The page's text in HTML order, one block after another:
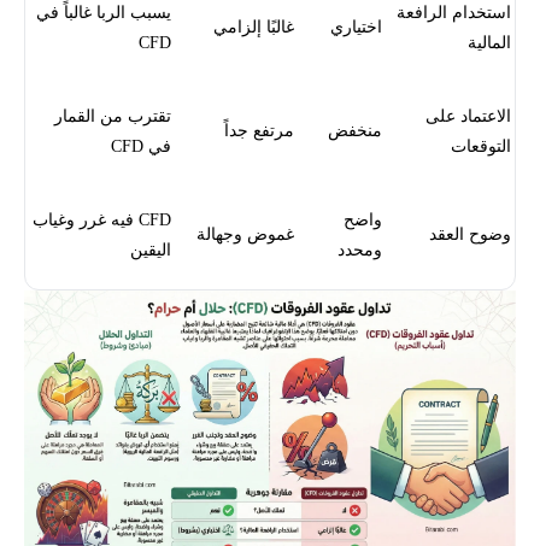
استخدام الرافعة
المالية
اختياري غالبًا إلزامي
يسبب الربا غالباً في
CFD
الاعتماد على
التوقعات
منخفض مرتفع جداً
تقترب من القمار
في CFD
وضوح العقد
واضح
ومحدد
غموض وجهالة
CFD فيه غرر وغياب
اليقين